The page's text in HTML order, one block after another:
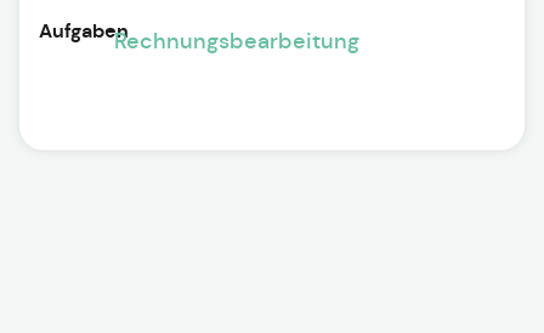
AufgabenRechnungsbearbeitung